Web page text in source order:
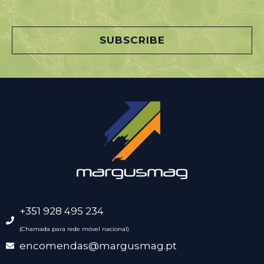
*
SUBSCRIBE
+351 928 495 234
(Chamada para rede móvel nacional)
encomendas@margusmag.pt